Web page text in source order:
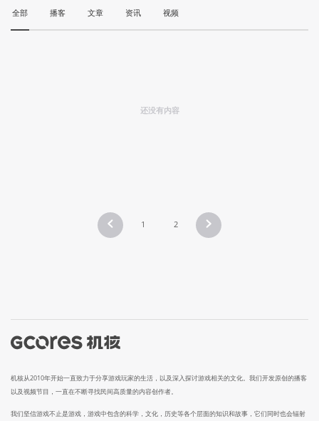
全部 播客 文章 资讯 视频
还没有内容
1 2
机核从2010年开始一直致力于分享游戏玩家的生活，以及深入探讨游戏相关的文化。我们开发原创的播客
以及视频节目，一直在不断寻找民间高质量的内容创作者。
我们坚信游戏不止是游戏，游戏中包含的科学，文化，历史等各个层面的知识和故事，它们同时也会辐射